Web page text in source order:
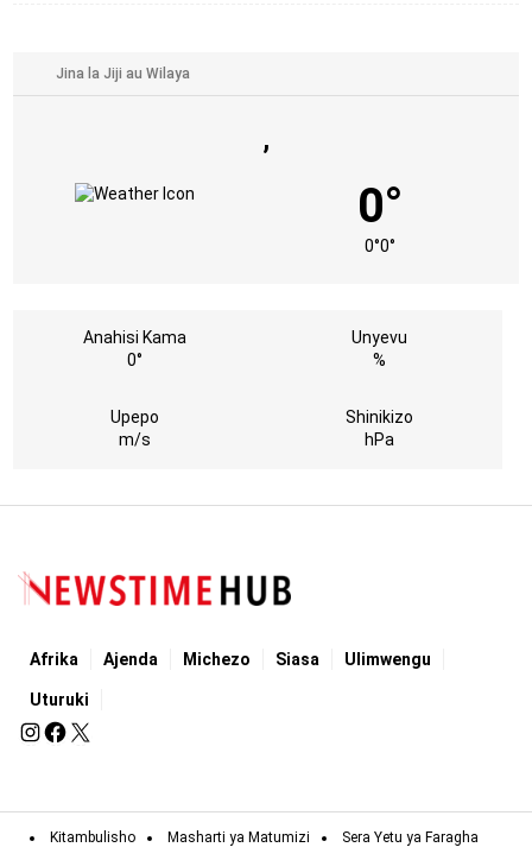
,
0°
0°0°
Anahisi Kama
0°
Unyevu
%
Upepo
m/s
Shinikizo
hPa
Afrika Ajenda Michezo Siasa Ulimwengu
Uturuki
Kitambulisho Masharti ya Matumizi Sera Yetu ya Faragha